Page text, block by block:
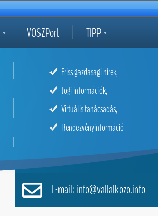
VOSZPort TIPP
Friss gazdasági hírek,
Jogi információk,
Virtuális tanácsadás,
Rendezvényinformáció
E-mail: info@vallalkozo.info